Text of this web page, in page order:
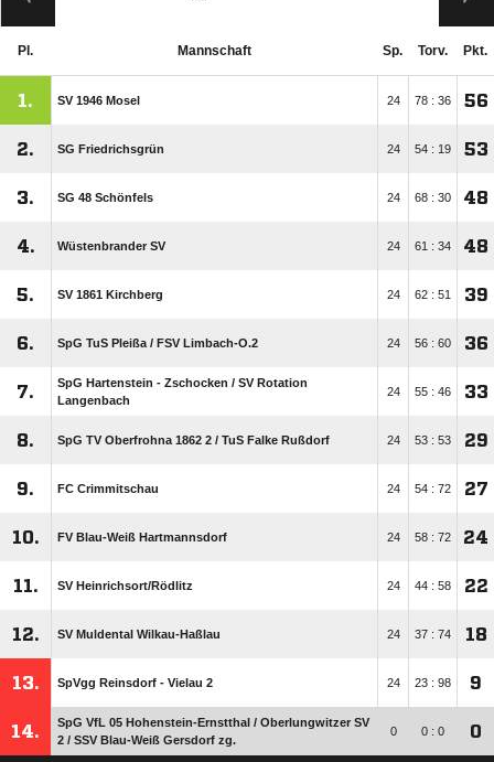
Pl. Mannschaft Sp. Torv. Pkt.
1. SV 1946 Mosel 24 78 : 36 56
2. SG Friedrichsgrün 24 54 : 19 53
3. SG 48 Schönfels 24 68 : 30 48
4. Wüstenbrander SV 24 61 : 34 48
5. SV 1861 Kirchberg 24 62 : 51 39
6. SpG TuS Pleißa /​ FSV Limbach-O.2 24 56 : 60 36
7.
SpG Hartenstein - Zschocken /​ SV Rotation
Langenbach
24 55 : 46 33
8. SpG TV Oberfrohna 1862 2 /​ TuS Falke Rußdorf 24 53 : 53 29
9. FC Crimmitschau 24 54 : 72 27
10. FV Blau-Weiß Hartmannsdorf 24 58 : 72 24
11. SV Heinrichsort/​Rödlitz 24 44 : 58 22
12. SV Muldental Wilkau-Haßlau 24 37 : 74 18
13. SpVgg Reinsdorf - Vielau 2 24 23 : 98 9
14.
SpG VfL 05 Hohenstein-Ernstthal /​ Oberlungwitzer SV
2 /​ SSV Blau-Weiß Gersdorf zg.
0 0 : 0 0